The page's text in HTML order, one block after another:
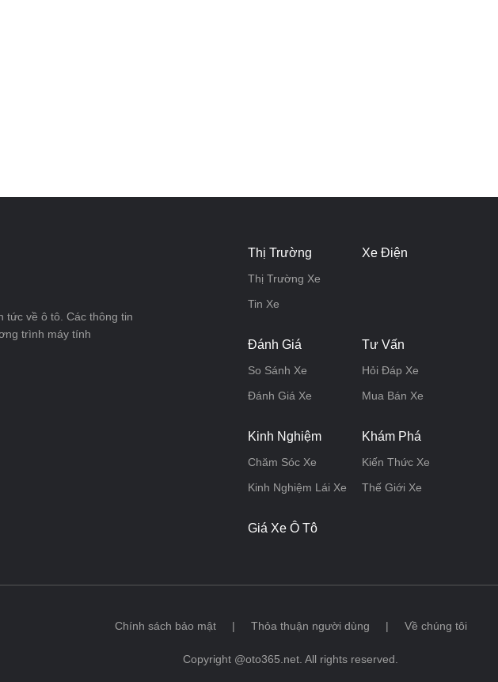
tức về ô tô. Các thông tin
trình máy tính
Thị Trường
Thị Trường Xe
Tin Xe
Xe Điện
Đánh Giá
So Sánh Xe
Đánh Giá Xe
Tư Vấn
Hỏi Đáp Xe
Mua Bán Xe
Kinh Nghiệm
Chăm Sóc Xe
Kinh Nghiệm Lái Xe
Khám Phá
Kiến Thức Xe
Thế Giới Xe
Giá Xe Ô Tô
Chính sách bảo mật | Thỏa thuận người dùng | Về chúng tôi
Copyright @oto365.net. All rights reserved.